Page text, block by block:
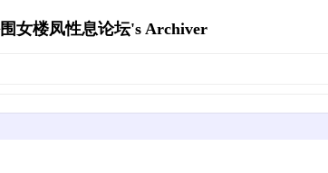
女楼凤性息论坛's Archiver